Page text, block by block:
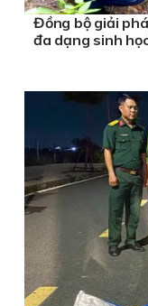
Đồng bộ giải
đa dạng sinh